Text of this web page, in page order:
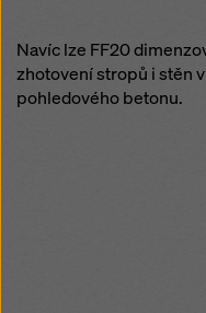
Navíc lze FF20
zhotovení stropů i stěn
pohledového betonu.